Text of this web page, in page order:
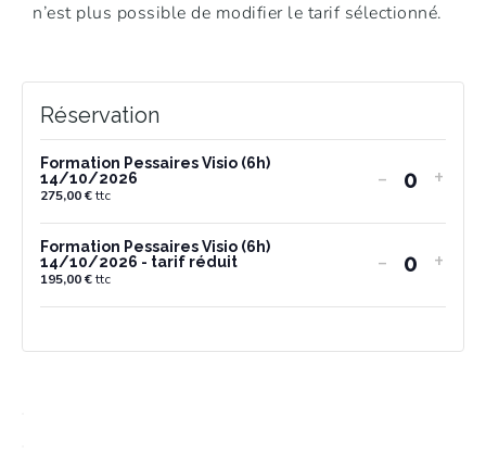
n’est plus possible de modifier le tarif sélectionné.
Réservation
Formation Pessaires Visio (6h)
14/10/2026
275,00€ttc
- +
Formation Pessaires Visio (6h)
14/10/2026 - tarif réduit
195,00€ttc
- +